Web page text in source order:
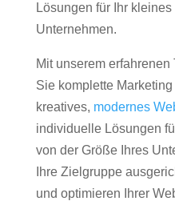
Lösungen für Ihr
Unternehmen.
Mit unserem
Sie komplette
kreatives, modernes
individuelle Lösungen
von der Größe Ihres
Ihre Zielgruppe
und optimieren Ihrer